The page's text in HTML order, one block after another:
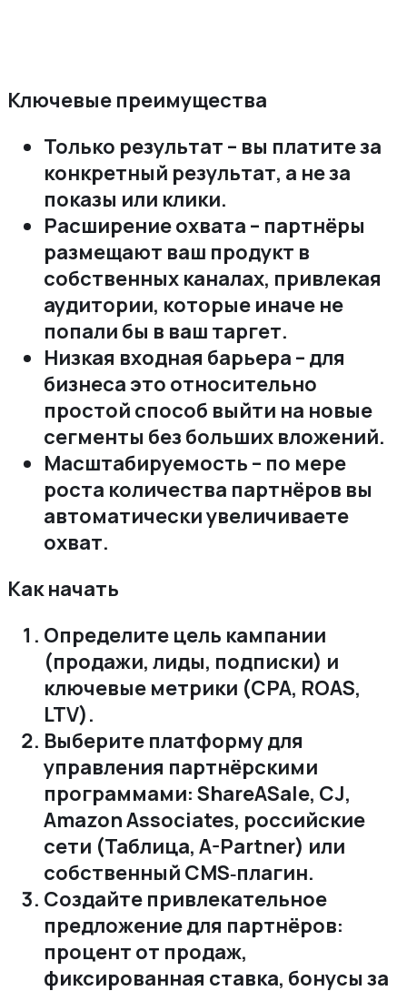
Ключевые преимущества
Только результат – вы платите за
конкретный результат‚ а не за
показы или клики.
Расширение охвата – партнёры
размещают ваш продукт в
собственных каналах‚ привлекая
аудитории‚ которые иначе не
попали бы в ваш таргет.
Низкая входная барьера – для
бизнеса это относительно
простой способ выйти на новые
сегменты без больших вложений.
Масштабируемость – по мере
роста количества партнёров вы
автоматически увеличиваете
охват.
Как начать
Определите цель кампании
(продажи‚ лиды‚ подписки) и
ключевые метрики (CPA‚ ROAS‚
LTV).
Выберите платформу для
управления партнёрскими
программами: ShareASale‚ CJ‚
Amazon Associates‚ российские
сети (Таблица‚ A-Partner) или
собственный CMS‑плагин.
Создайте привлекательное
предложение для партнёров:
процент от продаж‚
фиксированная ставка‚ бонусы за